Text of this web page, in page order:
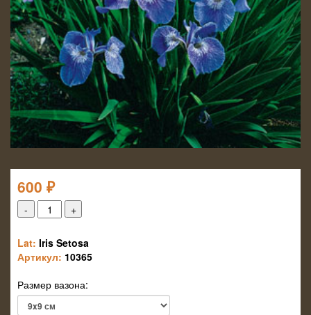
600 ₽
Lat: Iris Setosa
Артикул: 10365
Размер вазона: